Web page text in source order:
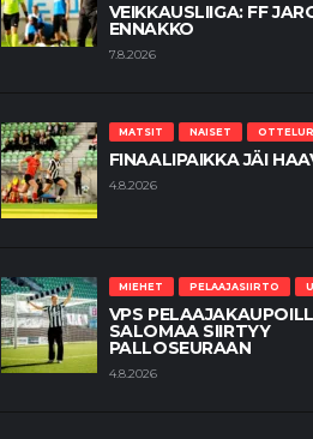
VEIKKAUSLIIGA: FF
ENNAKKO
7.8.2026
MATSIT NAISET
FINAALIPAIKKA JÄI
4.8.2026
MIEHET PELAAJASIIRTO
VPS
SALOMAA SIIRTYY
PALLOSEURAAN
4.8.2026